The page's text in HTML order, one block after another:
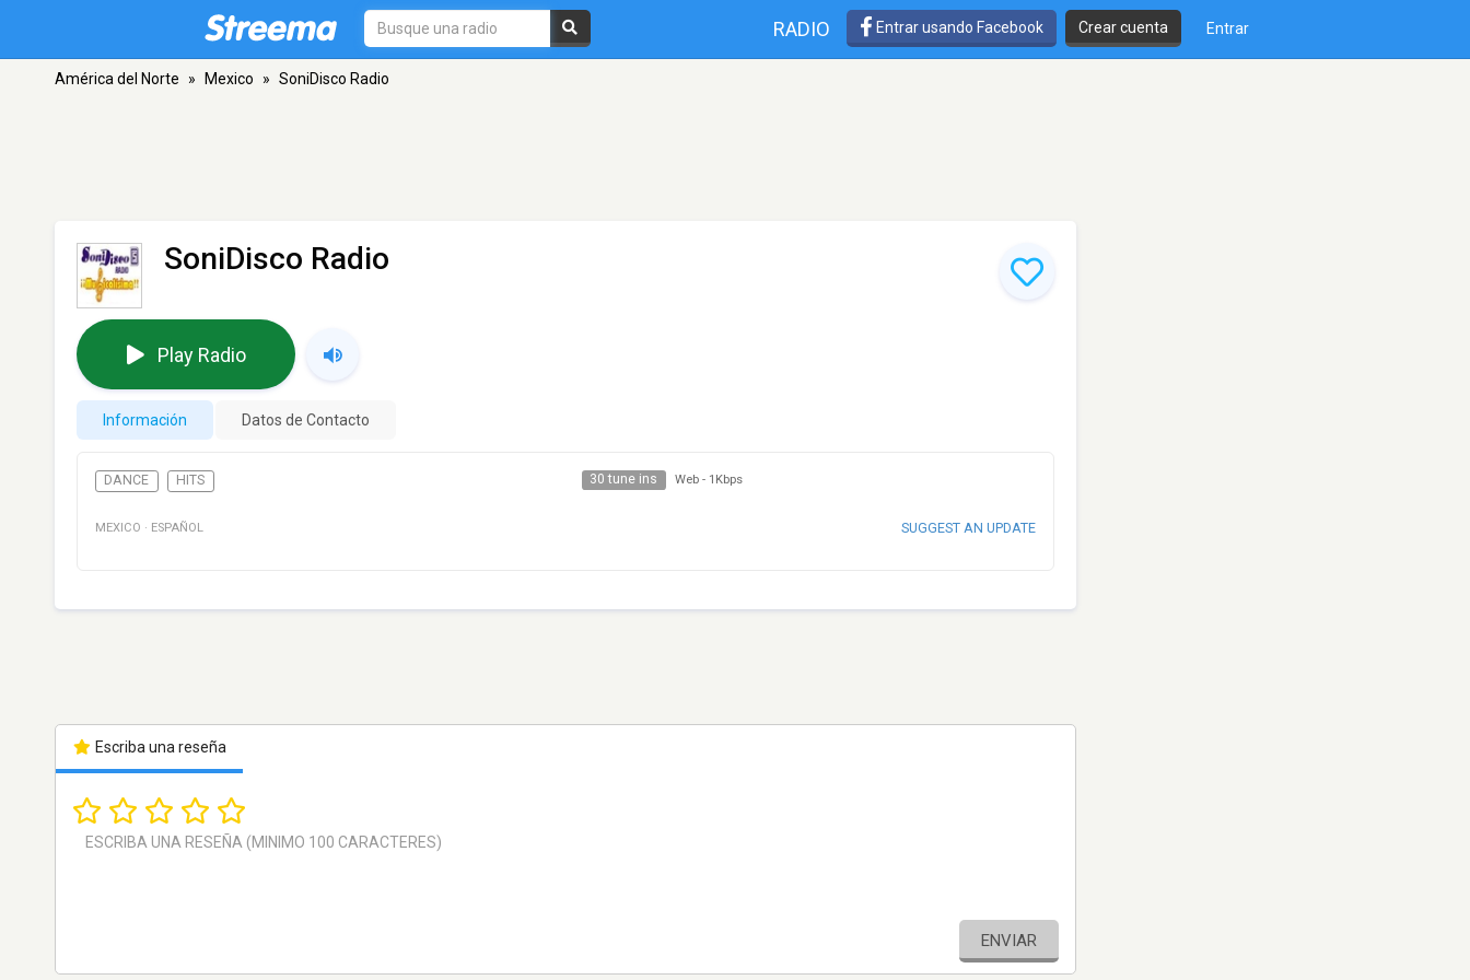
RADIO Entrar usando Facebook Crear cuenta Entrar
América del Norte » Mexico » SoniDisco Radio
SoniDisco Radio
Play Radio
Información Datos de Contacto
DANCE HITS 30 tune ins Web - 1Kbps
MEXICO · ESPAÑOL SUGGEST AN UPDATE
Escriba una reseña
ENVIAR